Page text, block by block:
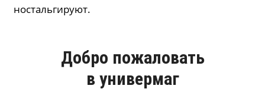
ностальгируют.
Добро пожаловать
в универмаг